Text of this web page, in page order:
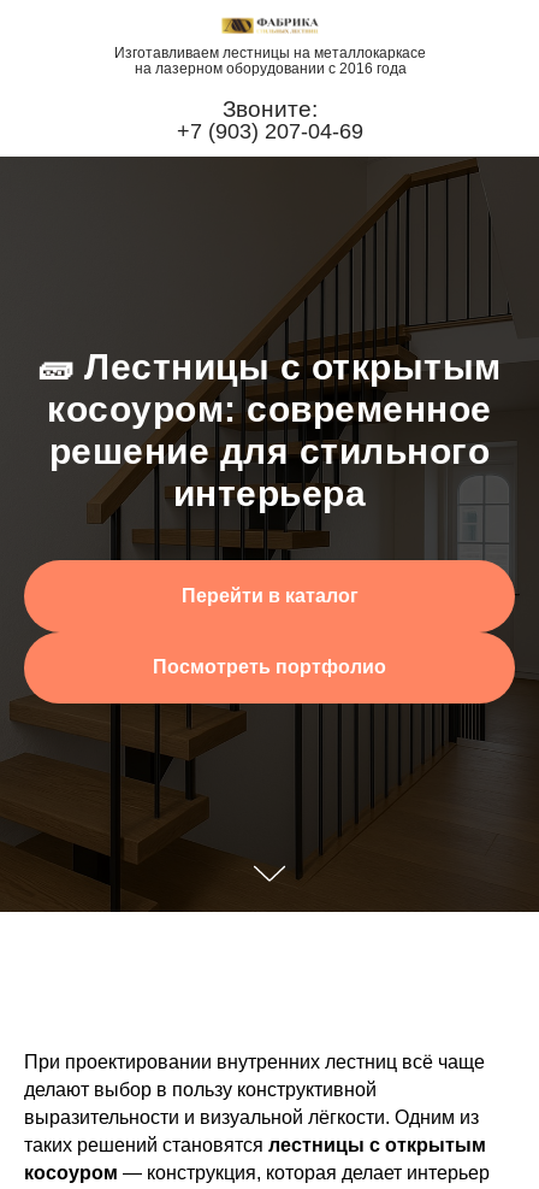
+7 (903) 207-04-69
Звоните:
Изготавливаем лестницы на металлокаркасе
на лазерном оборудовании с 2016 года
🧱 Лестницы с открытым
косоуром: современное
решение для стильного
интерьера
Перейти в каталог
Посмотреть портфолио
При проектировании внутренних лестниц всё чаще
делают выбор в пользу конструктивной
выразительности и визуальной лёгкости. Одним из
таких решений становятся лестницы с открытым
косоуром — конструкция, которая делает интерьер